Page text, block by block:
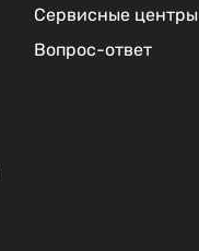
Сервисные центры
Вопрос-ответ